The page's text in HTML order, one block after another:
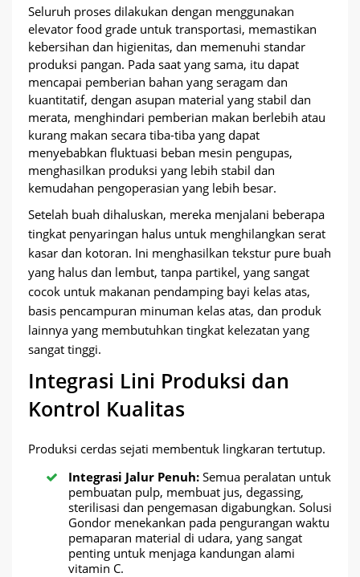
Seluruh proses dilakukan dengan menggunakan
elevator food grade untuk transportasi, memastikan
kebersihan dan higienitas, dan memenuhi standar
produksi pangan. Pada saat yang sama, itu dapat
mencapai pemberian bahan yang seragam dan
kuantitatif, dengan asupan material yang stabil dan
merata, menghindari pemberian makan berlebih atau
kurang makan secara tiba-tiba yang dapat
menyebabkan fluktuasi beban mesin pengupas,
menghasilkan produksi yang lebih stabil dan
kemudahan pengoperasian yang lebih besar.
Setelah buah dihaluskan, mereka menjalani beberapa
tingkat penyaringan halus untuk menghilangkan serat
kasar dan kotoran. Ini menghasilkan tekstur pure buah
yang halus dan lembut, tanpa partikel, yang sangat
cocok untuk makanan pendamping bayi kelas atas,
basis pencampuran minuman kelas atas, dan produk
lainnya yang membutuhkan tingkat kelezatan yang
sangat tinggi.
Integrasi Lini Produksi dan
Kontrol Kualitas
Produksi cerdas sejati membentuk lingkaran tertutup.
Integrasi Jalur Penuh: Semua peralatan untuk
pembuatan pulp, membuat jus, degassing,
sterilisasi dan pengemasan digabungkan. Solusi
Gondor menekankan pada pengurangan waktu
pemaparan material di udara, yang sangat
penting untuk menjaga kandungan alami
vitamin C.